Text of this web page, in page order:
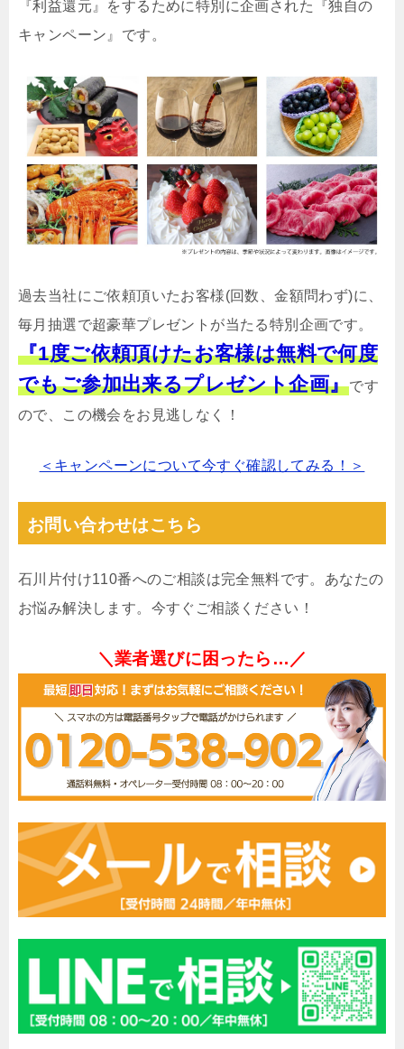
『利益還元』をするために特別に企画された『独自の
キャンペーン』です。
過去当社にご依頼頂いたお客様(回数、金額問わず)に、
毎月抽選で超豪華プレゼントが当たる特別企画です。
『1度ご依頼頂けたお客様は無料で何度
でもご参加出来るプレゼント企画』です
ので、この機会をお見逃しなく！
＜キャンペーンについて今すぐ確認してみる！＞
お問い合わせはこちら
石川片付け110番へのご相談は完全無料です。あなたの
お悩み解決します。今すぐご相談ください！
＼業者選びに困ったら…／